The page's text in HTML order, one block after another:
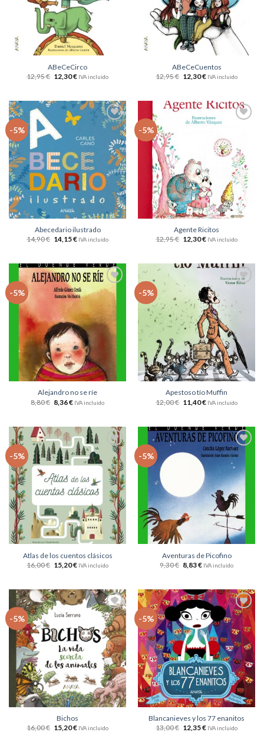
ABeCeCirco
12,95€ 12,30€ IVA incluido
ABeCeCuentos
12,95€ 12,30€ IVA incluido
-5%
Añadir
lista
de
deseos
Abecedario ilustrado
14,90€ 14,15€ IVA incluido
-5%
de
deseos
Agente Ricitos
12,95€ 12,30€ IVA incluido
-5%
Añadir
a la
lista
deseos
Alejandro no se ríe
8,80€ 8,36€ IVA incluido
-5%
de
deseos
Apestoso tío Muffin
12,00€ 11,40€ IVA incluido
-5%
Añadir
a la
lista
de
deseos
Atlas de los cuentos clásicos
16,00€ 15,20€ IVA incluido
-5%
Añadir
lista
de
deseos
Aventuras de Picofino
9,30€ 8,83€ IVA incluido
-5%
Añadir
a la
lista
de
deseos
Bichos
16,00€ 15,20€ IVA incluido
-5%
Añadir
a la
lista
de
deseos
Blancanieves y los 77 enanitos
13,00€ 12,35€ IVA incluido